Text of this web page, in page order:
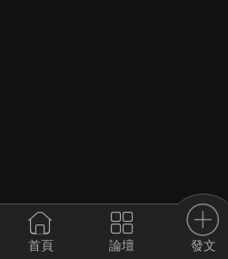
首頁 論壇 發文